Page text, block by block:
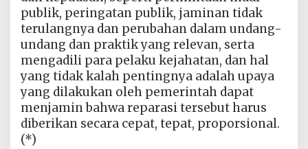
publik, peringatan publik, jaminan tidak
terulangnya dan perubahan dalam undang-
undang dan praktik yang relevan, serta
mengadili para pelaku kejahatan, dan hal
yang tidak kalah pentingnya adalah upaya
yang dilakukan oleh pemerintah dapat
menjamin bahwa reparasi tersebut harus
diberikan secara cepat, tepat, proporsional.
(*)